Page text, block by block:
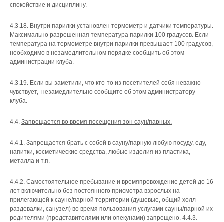
спокойствие и дисциплину.
4.3.18. Внутри парилки установлен термометр и датчики температуры.
Максимально разрешенная температура парилки 100 градусов. Если
температура на термометре внутри парилки превышает 100 градусов,
необходимо в незамедлительном порядке сообщить об этом
администрации клуба.
4.3.19. Если вы заметили, что кто-то из посетителей себя неважно
чувствует, незамедлительно сообщите об этом администратору
клуба.
4.4. Запрещается во время посещения зон саун/парных.
4.4.1. Запрещается брать с собой в сауну/парную любую посуду, еду,
напитки, косметические средства, любые изделия из пластика,
металла и т.п.
4.4.2. Самостоятельное пребывание и времяпровождение детей до 16
лет включительно без постоянного присмотра взрослых на
прилегающей к сауне/парной территории (душевые, общий холл
раздевалки, санузел) во время пользования услугами сауны/парной их
родителями (представителями или опекунами) запрещено. 4.4.3.